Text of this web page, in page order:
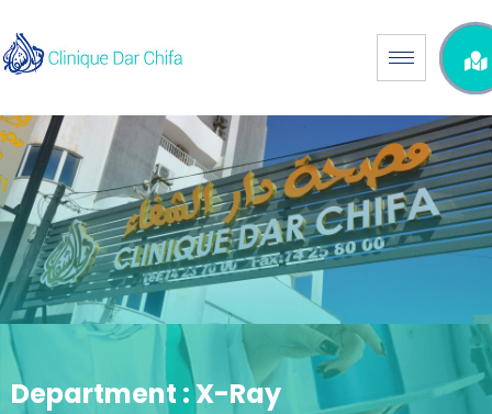
Department :X-Ray